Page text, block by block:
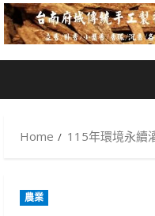
Home 115年環境永續
農業